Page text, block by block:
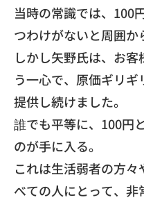
当時の常識では、 100
つわけがないと周囲か
しかし矢野氏は、お
う一心で、 原価ギリギ
提供し続けました。
​誰でも平等に、 100円
のが手に入る。
これは生活弱者の方々
べての人にとって、 非